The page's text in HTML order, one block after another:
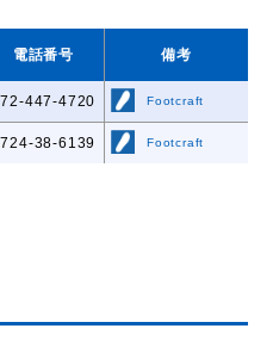
電話番号 備考
447-4720 Footcraft
38-6139 Footcraft